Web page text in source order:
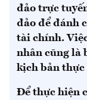
đảo trực
đảo để đánh
tài chính.
nhân cũng là
kịch bản
Để thực hiện